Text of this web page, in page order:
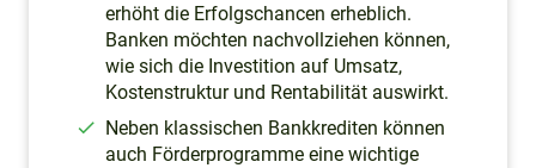
erhöht die Erfolgschancen erheblich.
Banken möchten nachvollziehen können,
wie sich die Investition auf Umsatz,
Kostenstruktur und Rentabilität auswirkt.
Neben klassischen Bankkrediten können
auch Förderprogramme eine wichtige